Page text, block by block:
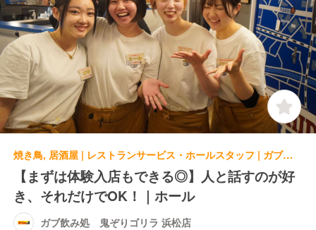
焼き鳥, 居酒屋 | レストランサービス・ホールスタッフ | ガブ飲み処 鬼ぞりゴリラ 浜松店
【まずは体験入店もできる◎】人と話すのが好
き、それだけでOK！｜ホール
ガブ飲み処 鬼ぞりゴリラ 浜松店